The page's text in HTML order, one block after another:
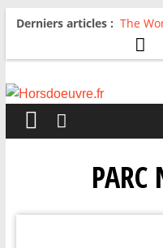
Derniers articles : The
Avril
For